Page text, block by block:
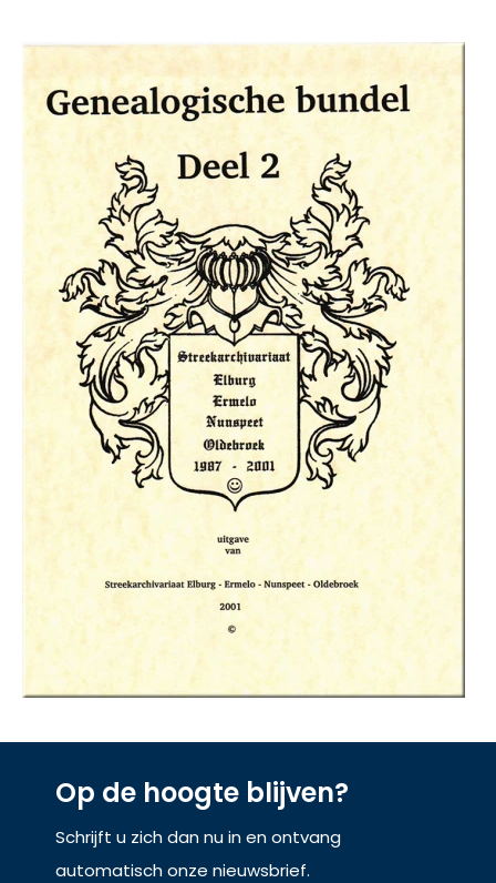
Op de hoogte blijven?
Schrijft u zich dan nu in en ontvang
automatisch onze nieuwsbrief.